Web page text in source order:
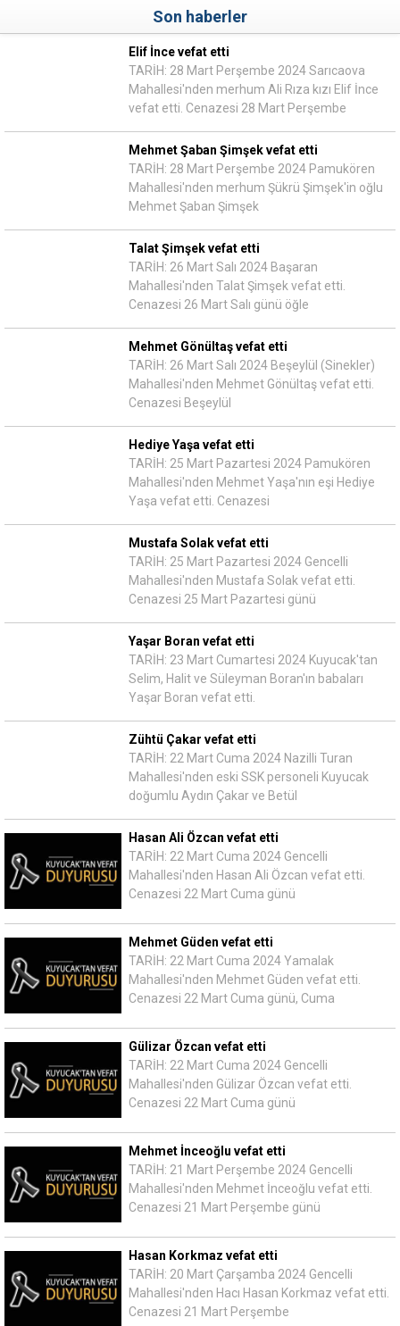
Son haberler
Elif İnce vefat etti
TARİH: 28 Mart Perşembe 2024 Sarıcaova
Mahallesi'nden merhum Ali Rıza kızı Elif İnce
vefat etti. Cenazesi 28 Mart Perşembe
Mehmet Şaban Şimşek vefat etti
TARİH: 28 Mart Perşembe 2024 Pamukören
Mahallesi'nden merhum Şükrü Şimşek'in oğlu
Mehmet Şaban Şimşek
Talat Şimşek vefat etti
TARİH: 26 Mart Salı 2024 Başaran
Mahallesi'nden Talat Şimşek vefat etti.
Cenazesi 26 Mart Salı günü öğle
Mehmet Gönültaş vefat etti
TARİH: 26 Mart Salı 2024 Beşeylül (Sinekler)
Mahallesi'nden Mehmet Gönültaş vefat etti.
Cenazesi Beşeylül
Hediye Yaşa vefat etti
TARİH: 25 Mart Pazartesi 2024 Pamukören
Mahallesi'nden Mehmet Yaşa'nın eşi Hediye
Yaşa vefat etti. Cenazesi
Mustafa Solak vefat etti
TARİH: 25 Mart Pazartesi 2024 Gencelli
Mahallesi'nden Mustafa Solak vefat etti.
Cenazesi 25 Mart Pazartesi günü
Yaşar Boran vefat etti
TARİH: 23 Mart Cumartesi 2024 Kuyucak'tan
Selim, Halit ve Süleyman Boran'ın babaları
Yaşar Boran vefat etti.
Zühtü Çakar vefat etti
TARİH: 22 Mart Cuma 2024 Nazilli Turan
Mahallesi'nden eski SSK personeli Kuyucak
doğumlu Aydın Çakar ve Betül
Hasan Ali Özcan vefat etti
TARİH: 22 Mart Cuma 2024 Gencelli
Mahallesi'nden Hasan Ali Özcan vefat etti.
Cenazesi 22 Mart Cuma günü
Mehmet Güden vefat etti
TARİH: 22 Mart Cuma 2024 Yamalak
Mahallesi'nden Mehmet Güden vefat etti.
Cenazesi 22 Mart Cuma günü, Cuma
Gülizar Özcan vefat etti
TARİH: 22 Mart Cuma 2024 Gencelli
Mahallesi'nden Gülizar Özcan vefat etti.
Cenazesi 22 Mart Cuma günü
Mehmet İnceoğlu vefat etti
TARİH: 21 Mart Perşembe 2024 Gencelli
Mahallesi'nden Mehmet İnceoğlu vefat etti.
Cenazesi 21 Mart Perşembe günü
Hasan Korkmaz vefat etti
TARİH: 20 Mart Çarşamba 2024 Gencelli
Mahallesi'nden Hacı Hasan Korkmaz vefat etti.
Cenazesi 21 Mart Perşembe